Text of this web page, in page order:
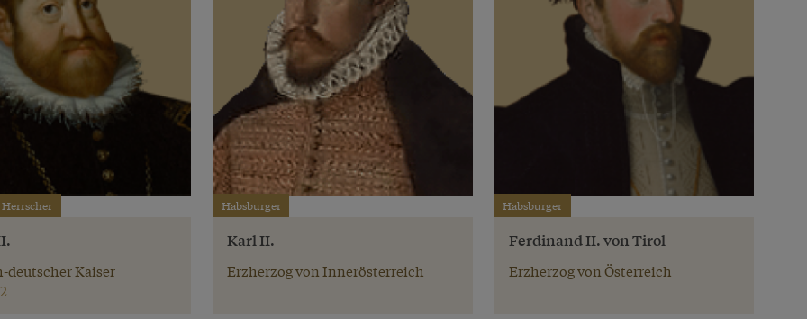
deutscher Kaiser
Habsburger
Karl II.
Erzherzog von Innerösterreich
Habsburger
Ferdinand II. von Tirol
Erzherzog von Österreich